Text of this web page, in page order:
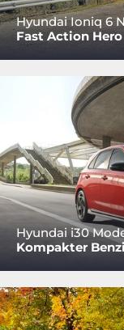
Hyundai Ioniq 6
Fast Action Hero
Hyundai i30
Kompakter